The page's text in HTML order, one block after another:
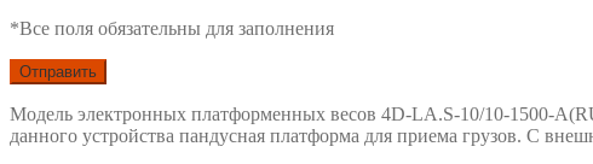
*Все поля обязательны для заполнения
Модель электронных платформенных весов 4D-LA.S-10/10-1500-
данного устройства пандусная платформа для приема грузов. С